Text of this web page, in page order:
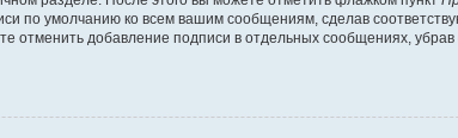
по умолчанию ко всем вашим сообщениям, сделав
отменить добавление подписи в отдельных сообщениях,